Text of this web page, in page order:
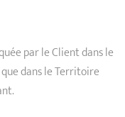
par le Client dans le
dans le Territoire